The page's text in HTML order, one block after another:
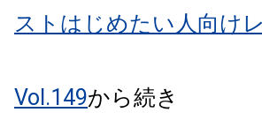
ストはじめたい人向け
Vol.149から続き